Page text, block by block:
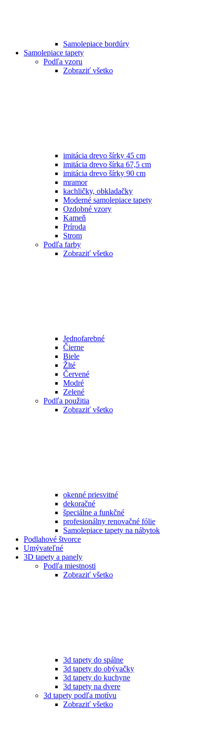
Samolepiace bordúry
Samolepiace tapety
Podľa vzoru
Zobraziť všetko
imitácia drevo šírky 45 cm
imitácia drevo šírka 67,5 cm
imitácia drevo šírky 90 cm
mramor
kachličky, obkladačky
Moderné samolepiace tapety
Ozdobné vzory
Kameň
Príroda
Strom
Podľa farby
Zobraziť všetko
Jednofarebné
Čierne
Biele
Žlté
Červené
Modré
Zelené
Podľa použitia
Zobraziť všetko
okenné priesvitné
dekoračné
špeciálne a funkčné
profesionálny renovačné fólie
Samolepiace tapety na nábytok
Podlahové štvorce
Umývateľné
3D tapety a panely
Podľa miestnosti
Zobraziť všetko
3d tapety do spálne
3d tapety do obývačky
3d tapety do kuchyne
3d tapety na dvere
3d tapety podľa motívu
Zobraziť všetko